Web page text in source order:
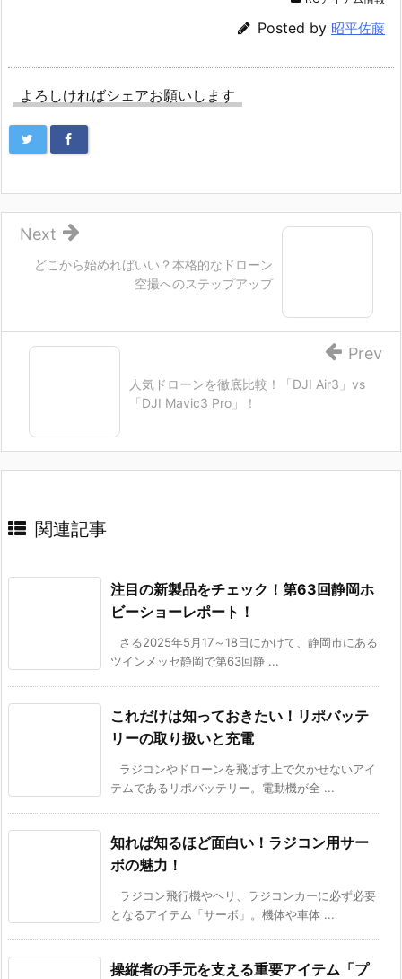
o
k
e
Posted by 昭平佐藤
よろしければシェアお願いします
どこから始めればいい？本格的なドローン
空撮へのステップアップ
Next
人気ドローンを徹底比較！「DJI Air3」vs
「DJI Mavic3 Pro」！
Prev
関連記事
注目の新製品をチェック！第63回静岡ホ
ビーショーレポート！
さる2025年5月17～18日にかけて、静岡市にある
ツインメッセ静岡で第63回静 ...
これだけは知っておきたい！リポバッテ
リーの取り扱いと充電
ラジコンやドローンを飛ばす上で欠かせないアイ
テムであるリポバッテリー。電動機が全 ...
知れば知るほど面白い！ラジコン用サー
ボの魅力！
ラジコン飛行機やヘリ、ラジコンカーに必ず必要
となるアイテム「サーボ」。機体や車体 ...
操縦者の手元を支える重要アイテム「プ